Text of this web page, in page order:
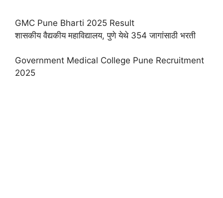
GMC Pune Bharti 2025 Result
शासकीय वैद्यकीय महाविद्यालय, पुणे येथे 354 जागांसाठी भरती
Government Medical College Pune Recruitment
2025